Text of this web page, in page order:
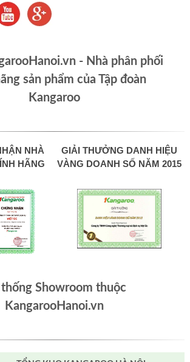
- Nhà phân phối
sản phẩm của Tập đoàn
Kangaroo
NHÀ
HÃNG
GIẢI THƯỞNG DANH HIỆU
VÀNG DOANH SỐ NĂM 2015
thống Showroom thuộc
KangarooHanoi.vn